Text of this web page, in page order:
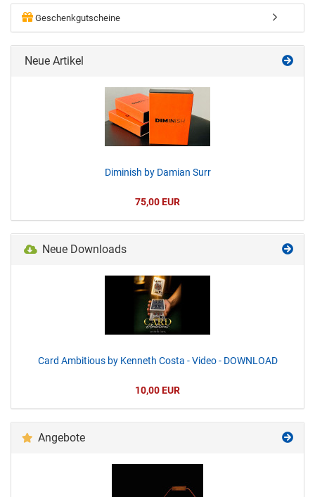
Geschenkgutscheine
Neue Artikel
Diminish by Damian Surr
75,00 EUR
Neue Downloads
Card Ambitious by Kenneth Costa - Video - DOWNLOAD
10,00 EUR
Angebote